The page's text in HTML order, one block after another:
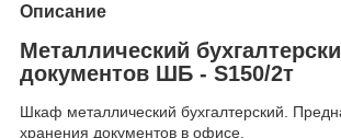
Описание
Металлический
документов ШБ - S150/2т
Шкаф металлический бухгалтерский.
хранения документов в офисе.